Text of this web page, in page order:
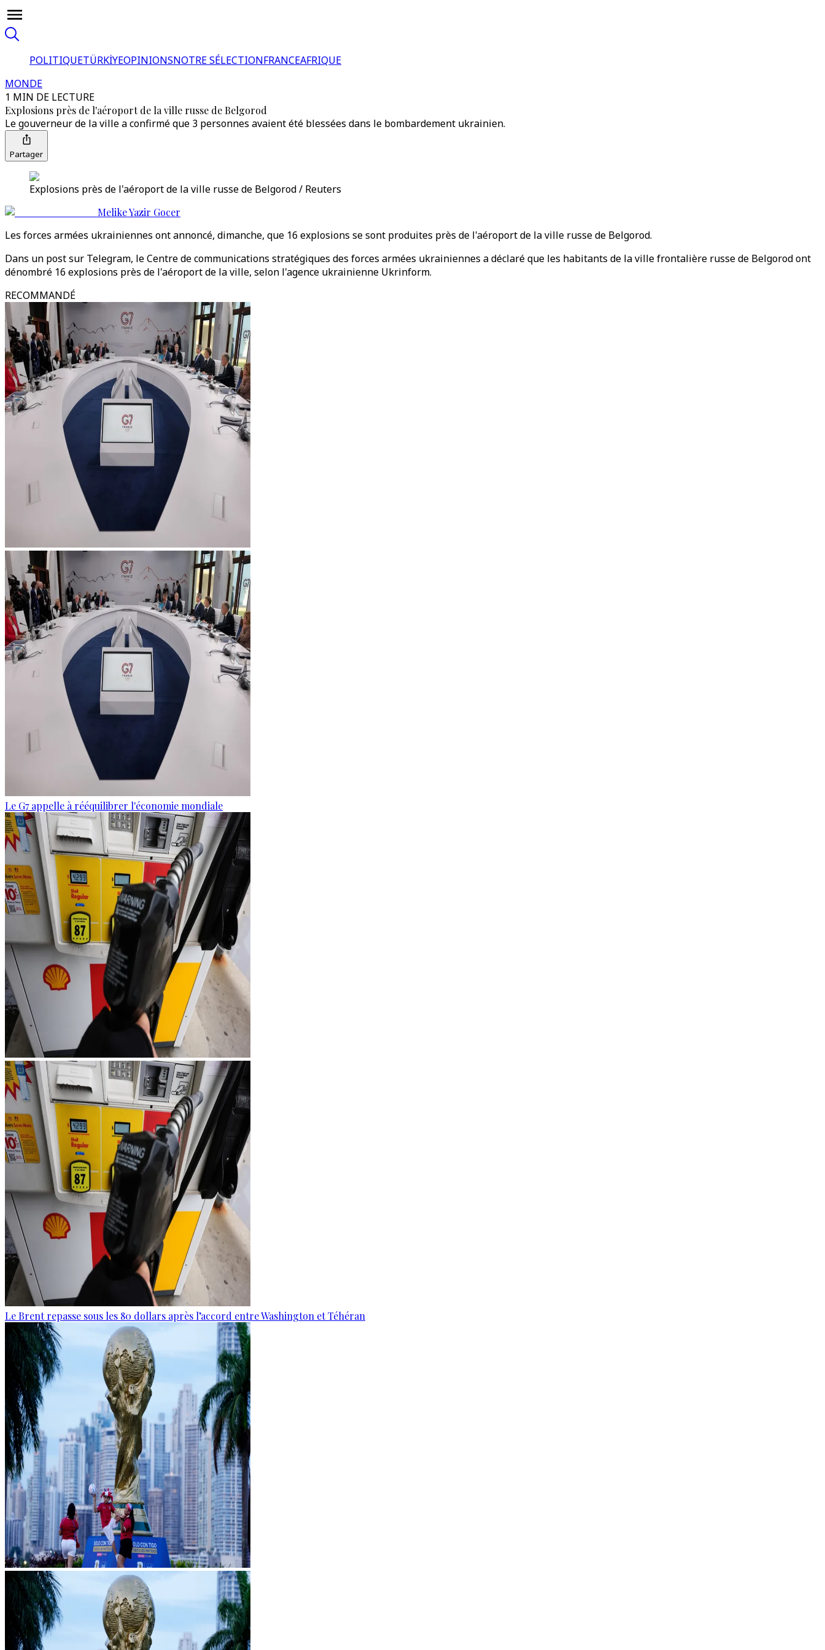
POLITIQUETÜRKİYEOPINIONSNOTRE SÉLECTIONFRANCEAFRIQUE
MONDE
1 MIN DE LECTURE
Explosions près de l'aéroport de la ville russe de Belgorod
Le gouverneur de la ville a confirmé que 3 personnes avaient été blessées dans le bombardement ukrainien.
Partager
Explosions près de l'aéroport de la ville russe de Belgorod / Reuters
Melike Yazir Gocer
Les forces armées ukrainiennes ont annoncé, dimanche, que 16 explosions se sont produites près de l'aéroport de la ville russe de Belgorod.
Dans un post sur Telegram, le Centre de communications stratégiques des forces armées ukrainiennes a déclaré que les habitants de la ville frontalière russe de Belgorod ont
dénombré 16 explosions près de l'aéroport de la ville, selon l'agence ukrainienne Ukrinform.
RECOMMANDÉ
Le G7 appelle à rééquilibrer l'économie mondiale
Le Brent repasse sous les 80 dollars après l’accord entre Washington et Téhéran